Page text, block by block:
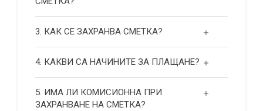
3. КАК СЕ ЗАХРАНВА СМЕТКА?
4. КАКВИ СА НАЧИНИТЕ ЗА ПЛАЩАНЕ?
5. ИМА ЛИ КОМИСИОННА ПРИ
ЗАХРАНВАНЕ НА СМЕТКА?